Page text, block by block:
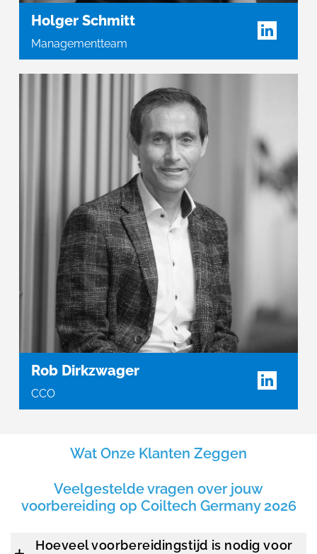
Holger Schmitt
Managementteam
Rob Dirkzwager
CCO
Wat Onze Klanten Zeggen
Veelgestelde vragen over jouw
voorbereiding op Coiltech Germany 2026
Hoeveel voorbereidingstijd is nodig voor